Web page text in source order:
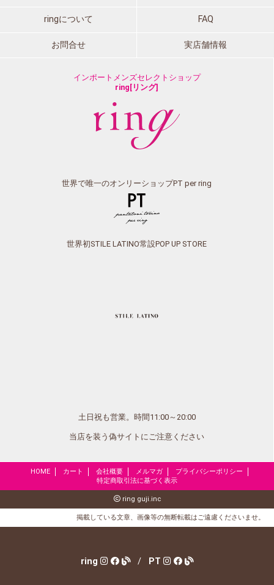
ringについて FAQ
お問合せ 実店舗情報
インポートメンズセレクトショップ
ring[リング]
世界で唯一のオンリーショップPT per ring
世界初STILE LATINO常設POP UP STORE
土日祝も営業。時間11:00～20:00
当店を装う偽サイトにご注意ください
HOME カート 会社概要 メルマガ
プライバシーポリシー
特定商取引法に基づく表示
ring guji.inc
掲載している文章、画像等の無断転載はご遠慮くださいませ。
ring / PT